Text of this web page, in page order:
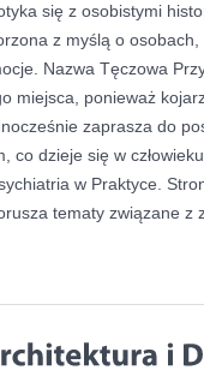
się z osobistymi
z myślą o
Nazwa Tęczowa
miejsca, ponieważ
zaprasza do
co dzieje się w
w Praktyce.
tematy związane z